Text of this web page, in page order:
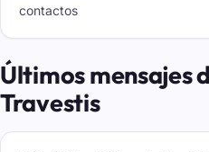
contactos
Últimos mensajes
Travestis